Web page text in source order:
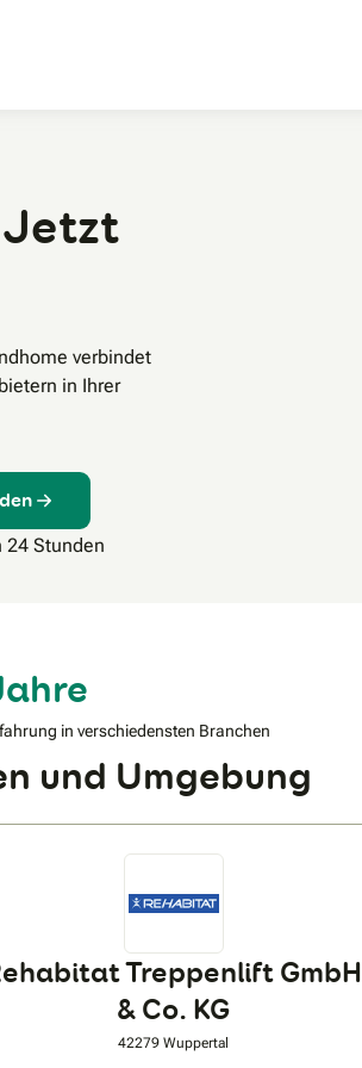
verbindet
in Ihrer
24 Stunden
in verschiedensten Branchen
und Umgebung
Treppenlift GmbH
& Co. KG
42279 Wuppertal